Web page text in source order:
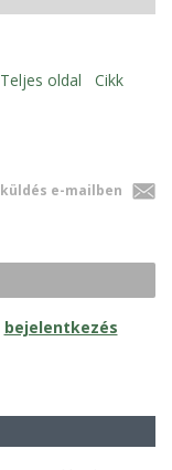
Teljes oldal Cikk
küldés e-mailben
bejelentkezés